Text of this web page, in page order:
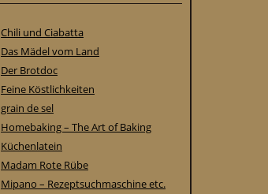
Chili und Ciabatta
Das Mädel vom Land
Der Brotdoc
Feine Köstlichkeiten
grain de sel
Homebaking – The Art of Baking
Küchenlatein
Madam Rote Rübe
Mipano – Rezeptsuchmaschine etc.